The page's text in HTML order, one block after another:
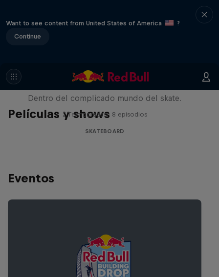
Want to see content from United States of America
?
Continue
Películas y shows
Pushing Forward
Dentro del complicado mundo del skate.
2 Termporadas · 8 episodios
SKATEBOARD
Eventos